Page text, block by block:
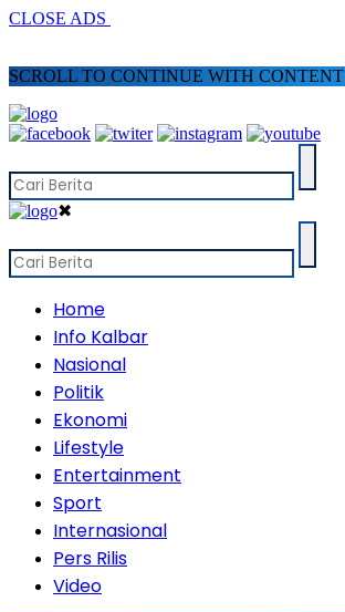
CLOSE ADS
SCROLL TO CONTINUE WITH CONTENT
✖
Home
Info Kalbar
Nasional
Politik
Ekonomi
Lifestyle
Entertainment
Sport
Internasional
Pers Rilis
Video